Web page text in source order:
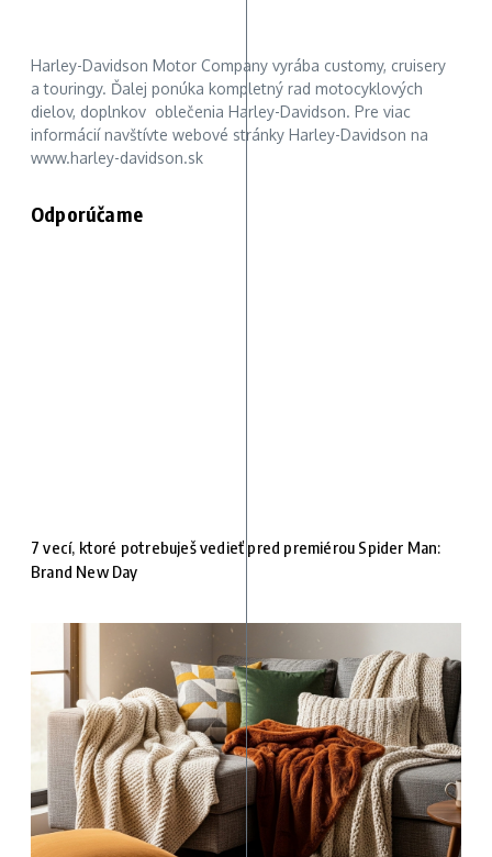
Harley-Davidson Motor Company vyrába customy, cruisery
a touringy. Ďalej ponúka kompletný rad motocyklových
dielov, doplnkov oblečenia Harley-Davidson. Pre viac
informácií navštívte webové stránky Harley-Davidson na
www.harley-davidson.sk
Odporúčame
7 vecí, ktoré potrebuješ vedieť pred premiérou Spider Man:
Brand New Day